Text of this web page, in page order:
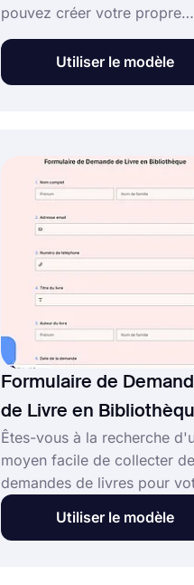
pouvez créer votre propre
formulaire en un rien de
en utilisant le modèle de
formulaire de demande de
vous le souhaitez.
créer des formulaires avec
forms.app !
Utiliser le modèle
Formulaire de
de Livre en
Êtes-vous à la recherche
moyen facile de collecter
demandes de livres pour
bibliothèque ? forms.app
offre un modèle convivial de
Utiliser le modèle